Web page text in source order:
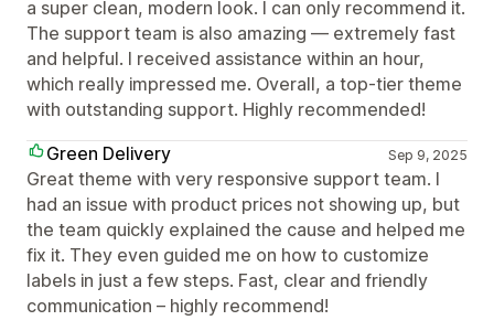
a super clean, modern look. I can only recommend it.
The support team is also amazing — extremely fast
and helpful. I received assistance within an hour,
which really impressed me. Overall, a top-tier theme
with outstanding support. Highly recommended!
Green Delivery
Sep 9, 2025
Great theme with very responsive support team. I
had an issue with product prices not showing up, but
the team quickly explained the cause and helped me
fix it. They even guided me on how to customize
labels in just a few steps. Fast, clear and friendly
communication – highly recommend!